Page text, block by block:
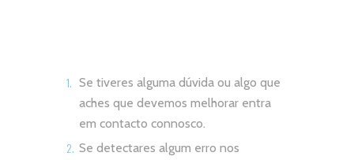
Se tiveres alguma dúvida ou algo que
aches que devemos melhorar entra
em contacto connosco.
Se detectares algum erro nos